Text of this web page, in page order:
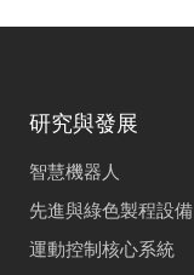
研究與發展
智慧機器人
先進與綠色製程設備
運動控制核心系統